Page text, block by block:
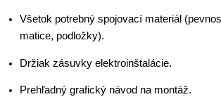
Všetok potrebný spojovací materiál
matice, podložky).
Držiak zásuvky elektroinštalácie.
Prehľadný grafický návod na montáž.